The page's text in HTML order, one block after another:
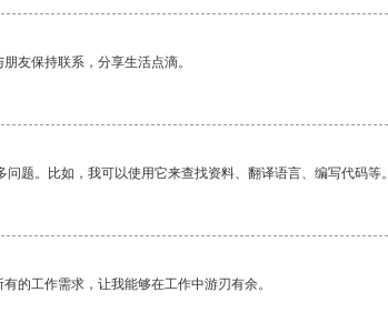
友保持联系，分享生活点滴。
题。比如，我可以使用它来查找资料、翻译语言、编写代码等。
的工作需求，让我能够在工作中游刃有余。